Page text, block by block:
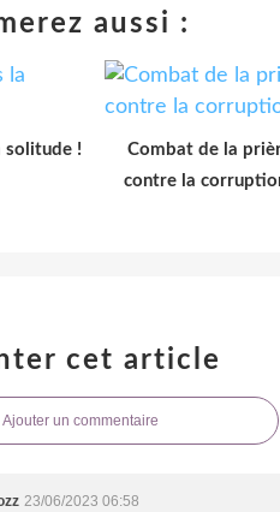
aussi :
solitude !
Combat de la
contre la
cet article
Ajouter un commentaire
23/06/2023 06:58